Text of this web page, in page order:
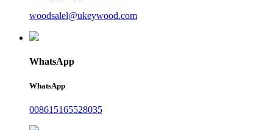
woodsalel@ukeywood.com
WhatsApp
WhatsApp
008615165528035